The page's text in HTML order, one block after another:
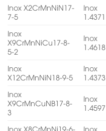
Inox X2CrMnNiN17-
7-5
Inox
1.4371
Inox
X9CrMnNiCu17-8-
5-2
Inox
1.4618
Inox
X12CrMnNiN18-9-5
Inox
1.4373
Inox
X9CrMnCuNB17-8-
3
Inox
1.4597
Inox X8CrMnNi19-6-
Inox